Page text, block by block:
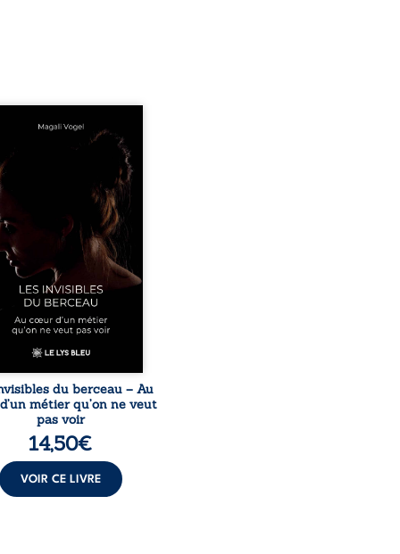
soin de celles et
auxquels nous confions
? Derrière la
apparente des
d’accueil se joue une
que nul ne soupçonne :
dérisoires,
épuisement,
écrasantes… À
des témoignages
et sa propre
Magali Vogel lève
sur les coulisses d’une ...
du berceau – Au
métier qu’on ne veut
pas voir
14,50€
VOIR CE LIVRE